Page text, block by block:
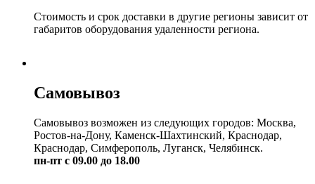
Стоимость и срок доставки в другие регионы зависит от
габаритов оборудования удаленности региона.
Самовывоз
Самовывоз возможен из следующих городов: Москва,
Ростов-на-Дону, Каменск-Шахтинский, Краснодар,
Краснодар, Симферополь, Луганск, Челябинск.
пн-пт с 09.00 до 18.00